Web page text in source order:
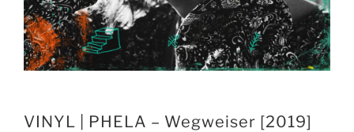
VINYL | PHELA – Wegweiser [2019]